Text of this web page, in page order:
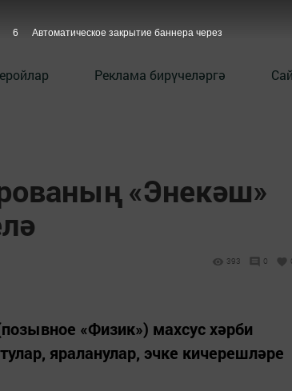
Реклама бирүчеләргә
«Энекәш»
393 0
«Физик») махсус хәрби
яраланулар, эчке кичерешләре
5 Автоматическое закрытие баннера через